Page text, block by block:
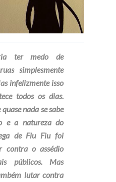
ter medo de
simplesmente
infelizmente isso
todos os dias.
nada se sabe
e a natureza do
de Fiu Fiu foi
contra o assédio
públicos. Mas
lutar contra